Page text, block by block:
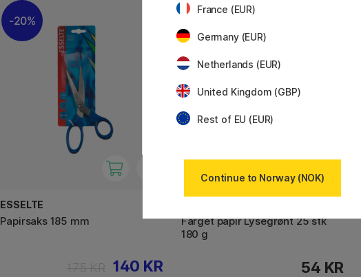
20%
ESSELTE
Papirsaks 185 mm
140 KR
Farget papir Lysegrønt 25 stk
180 g
54 KR
France (EUR)
Germany (EUR)
Netherlands (EUR)
United Kingdom (GBP)
Rest of EU (EUR)
Continue to Norway (NOK)